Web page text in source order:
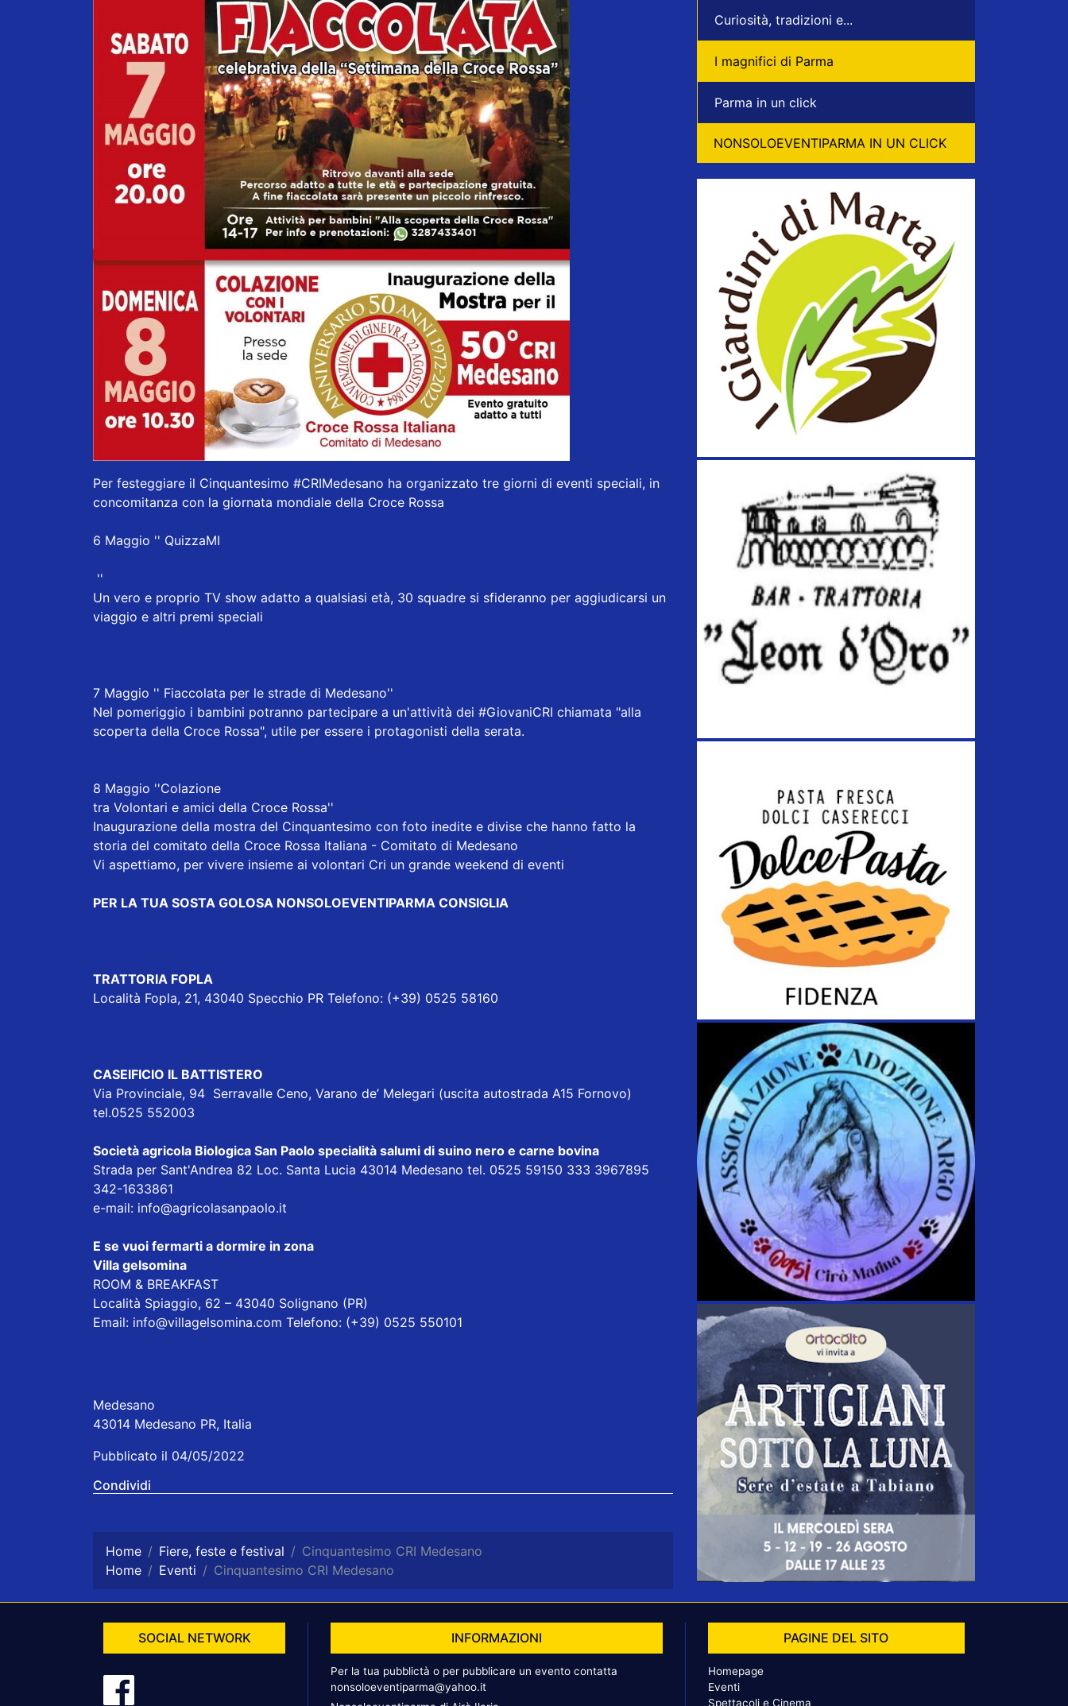
Per festeggiare il Cinquantesimo #CRIMedesano ha organizzato tre giorni di eventi speciali, in
concomitanza con la giornata mondiale della Croce Rossa
6 Maggio '' QuizzaMI
''
Un vero e proprio TV show adatto a qualsiasi età, 30 squadre si sfideranno per aggiudicarsi un
viaggio e altri premi speciali
7 Maggio '' Fiaccolata per le strade di Medesano''
Nel pomeriggio i bambini potranno partecipare a un'attività dei #GiovaniCRI chiamata "alla
scoperta della Croce Rossa", utile per essere i protagonisti della serata.
8 Maggio ''Colazione
tra Volontari e amici della Croce Rossa''
Inaugurazione della mostra del Cinquantesimo con foto inedite e divise che hanno fatto la
storia del comitato della Croce Rossa Italiana - Comitato di Medesano
Vi aspettiamo, per vivere insieme ai volontari Cri un grande weekend di eventi
PER LA TUA SOSTA GOLOSA NONSOLOEVENTIPARMA CONSIGLIA
TRATTORIA FOPLA
Località Fopla, 21, 43040 Specchio PR Telefono: (+39) 0525 58160
CASEIFICIO IL BATTISTERO
Via Provinciale, 94 Serravalle Ceno, Varano de’ Melegari (uscita autostrada A15 Fornovo)
tel.0525 552003
Società agricola Biologica San Paolo specialità salumi di suino nero e carne bovina
Strada per Sant'Andrea 82 Loc. Santa Lucia 43014 Medesano tel. 0525 59150 333 3967895
342-1633861
e-mail: info@agricolasanpaolo.it
E se vuoi fermarti a dormire in zona
Villa gelsomina
ROOM & BREAKFAST
Località Spiaggio, 62 – 43040 Solignano (PR)
Email: info@villagelsomina.com Telefono: (+39) 0525 550101
Medesano
43014 Medesano PR, Italia
Pubblicato il 04/05/2022
Condividi
Home Fiere, feste e festival
Cinquantesimo CRI Medesano
Home
Eventi Cinquantesimo CRI Medesano
Curiosità, tradizioni e...
I magnifici di Parma
Parma in un click
NONSOLOEVENTIPARMA IN UN CLICK
SOCIAL NETWORK INFORMAZIONI
Per la tua pubblictà o per pubblicare un evento contatta
nonsoloeventiparma@yahoo.it
PAGINE DEL SITO
Homepage
Eventi
Spettacoli e Cinema